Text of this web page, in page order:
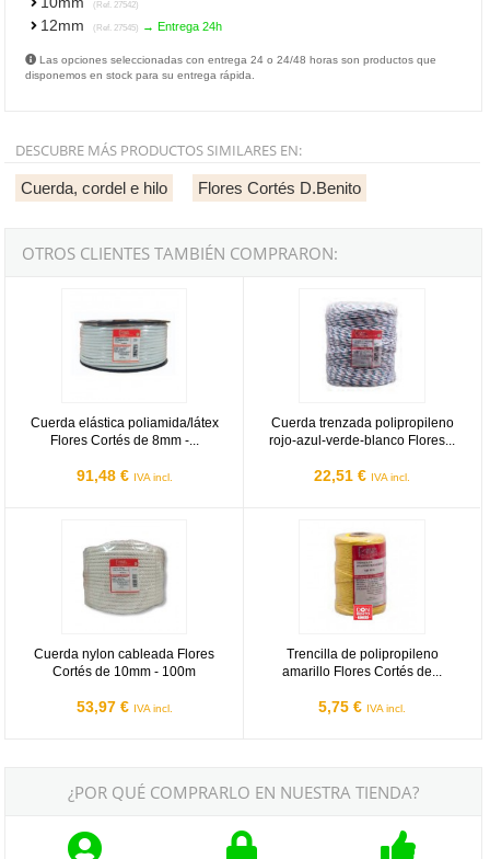
(Ref. 27542)
12mm (Ref. 27545) → Entrega 24h
Las opciones seleccionadas con entrega 24 o 24/48 horas son productos que
disponemos en stock para su entrega rápida.
DESCUBRE MÁS PRODUCTOS SIMILARES EN:
Cuerda, cordel e hilo Flores Cortés D.Benito
OTROS CLIENTES TAMBIÉN COMPRARON:
Cuerda elástica poliamida/látex
Flores Cortés de 8mm -...
91,48 € IVA incl.
Cuerda trenzada polipropileno
rojo-azul-verde-blanco Flores...
22,51 € IVA incl.
Cuerda nylon cableada Flores
Cortés de 10mm - 100m
53,97 € IVA incl.
Trencilla de polipropileno
amarillo Flores Cortés de...
5,75 € IVA incl.
¿POR QUÉ COMPRARLO EN NUESTRA TIENDA?